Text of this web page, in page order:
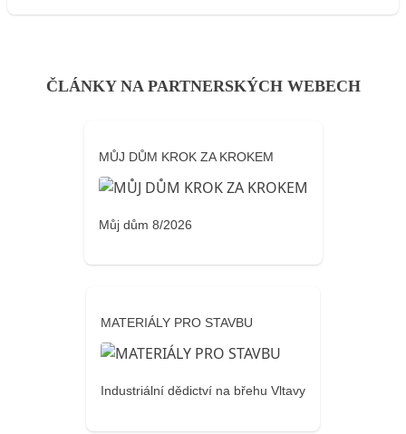
ČLÁNKY NA PARTNERSKÝCH WEBECH
MŮJ DŮM KROK ZA KROKEM
Můj dům 8/2026
MATERIÁLY PRO STAVBU
Industriální dědictví na břehu Vltavy